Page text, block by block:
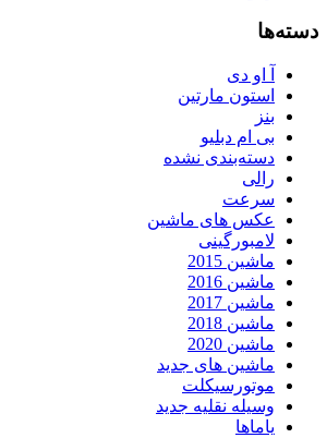
دسته‌ها
آ او دی
استون مارتین
بنز
بی ام دبلیو
دسته‌بندی نشده
رالی
سرعت
عکس های ماشین
لامبورگینی
ماشین 2015
ماشین 2016
ماشین 2017
ماشین 2018
ماشین 2020
ماشین های جدید
موتورسیکلت
وسیله نقلیه جدید
یاماها